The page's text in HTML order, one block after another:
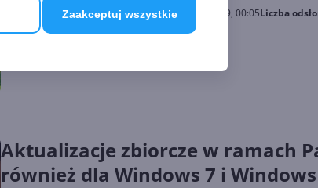
Zaakceptuj wszystkie
Wojciech BłachnoOpublikowano: 13.07.2019, 00:05Liczba
Aktualizacje zbiorcze w ramach
również dla Windows 7 i Windows